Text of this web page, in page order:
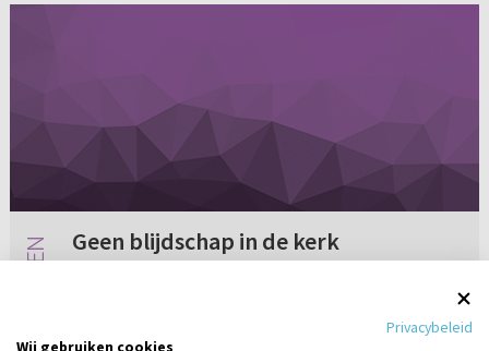
Geen blijdschap in de kerk
nooit het woord blijdschap. Ik kan die
Privacybeleid
Wij gebruiken cookies